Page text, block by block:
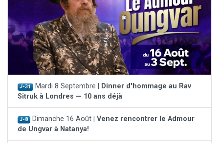
J-31 Mardi 8 Septembre |
Dinner d'hommage au Rav
Sitruk à Londres — 10 ans déjà
J-8 Dimanche 16 Août | Venez rencontrer le Admour
de Ungvar à Natanya!